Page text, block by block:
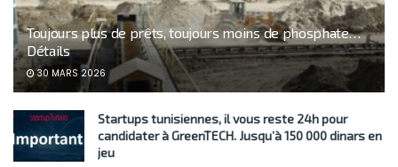
Toujours plus de prêts, toujours moins de phosphate…
Détails
30 MARS 2026
Startups tunisiennes, il vous reste 24h pour
candidater à GreenTECH. Jusqu’à 150 000 dinars en
jeu